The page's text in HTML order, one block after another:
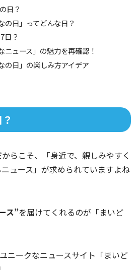
日？
の日」ってどんな日？
日？
ニュース」の魅力を再確認！
の日」の楽しみ方アイデア
らこそ、「身近で、親しみやすく
ュース」が求められていますよね
ス”を届けてくれるのが「まいど
ニークなニュースサイト「まいど